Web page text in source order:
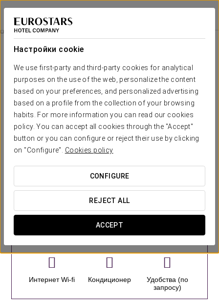
Настройки cookie
We use first-party and third-party cookies for analytical
purposes on the use of the web, personalize the content
based on your preferences, and personalized advertising
based on a profile from the collection of your browsing
habits. For more information you can read our cookies
policy. You can accept all cookies through the "Accept"
button or you can configure or reject their use by clicking
on "Configure". Cookies policy
CONFIGURE
REJECT ALL
ACCEPT
Dorma Victoria Palace
МАДРИД - САН-ЛОРЕНСО-ДЕ-ЭЛЬ-ЭСКОРИАЛЬ
Номера
Необходимые вам комфорт и
отдых
Современные, элегантные и функциональные номера отеля
Dorma Victoria Palace предлагают провести незабываемое
время в городе Сан-Лоренсо-де-Эль-Эскориаль. Номера,
оформление которых сочетаетуютную атмосферуи
новаторский модернистский стиль
беспокоиться. Здесь вынайдетеWi-Fi, кондиционер воздуха,
сейф, минибар и спутниковое ТВ.
Интернет Wi-fi Кондиционер
Удобства (по
запросу)